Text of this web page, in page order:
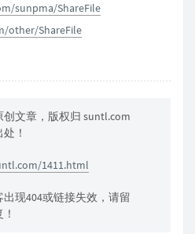
sunpma/ShareFile
other/ShareFile
文章，版权归 suntl.com
！
1411.html
现404或链接失效，请留